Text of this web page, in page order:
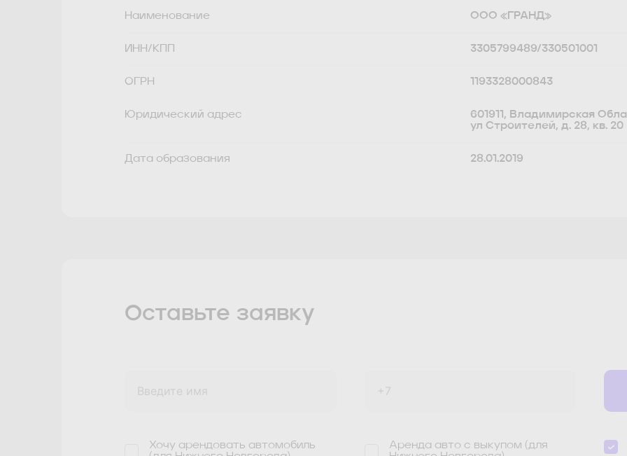
Наименование ООО «ГРАНД»
ИНН/КПП 3305799489/330501001
ОГРН 1193328000843
Юридический адрес
601911, Владимирская
ул Строителей, д. 28, кв. 20
Дата образования 28.01.2019
Оставьте заявку
Хочу арендовать автомобиль
Аренда авто с выкупом (для